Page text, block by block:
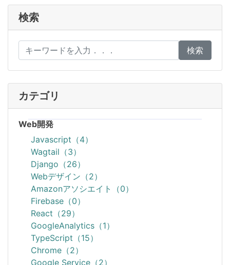
検索
検索
カテゴリ
Web開発
Javascript（4）
Wagtail（3）
Django（26）
Webデザイン（2）
Amazonアソシエイト（0）
Firebase（0）
React（29）
GoogleAnalytics（1）
TypeScript（15）
Chrome（2）
Google Service（2）